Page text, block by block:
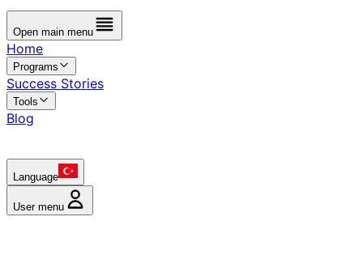
Open main menu
Home
Programs
Success Stories
Tools
Blog
Language
User menu